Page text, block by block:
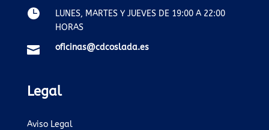

LUNES, MARTES Y JUEVES DE 19:00 A 22:00
HORAS
 oficinas@cdcoslada.es
Legal
Aviso Legal